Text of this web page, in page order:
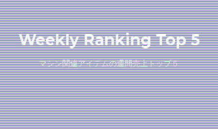
Weekly Ranking Top 5
マシン関連アイテムの週間売上トップ５